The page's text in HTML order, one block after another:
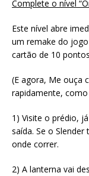
Complete o nível
Este nível abre
um remake do
cartão de 10
(E agora, Me ouça
rapidamente,
1) Visite o prédio,
saída. Se o
onde correr.
2) A lanterna vai